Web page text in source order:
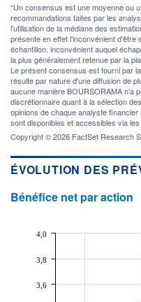
*Un consensus est une moyenne ou
recommandations faites par les
l'utilisation de la médiane des
présente en effet l'inconvénient
échantillon, inconvénient auquel
la plus généralement retenue par la
Le présent consensus est fourni par
résulte par nature d'une diffusion de
aucune manière BOURSORAMA n'a
discrétionnaire quant à la sélection
opinions de chaque analyste
sont disponibles et accessibles via
Copyright © 2026 FactSet Research
ÉVOLUTION DES
Bénéfice net par action
3,6
3,8
4,0